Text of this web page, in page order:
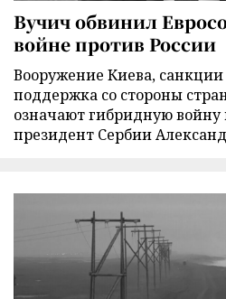
Вучич обвинил
войне против России
Вооружение Киева,
поддержка со стороны
означают гибридную войну
президент Сербии